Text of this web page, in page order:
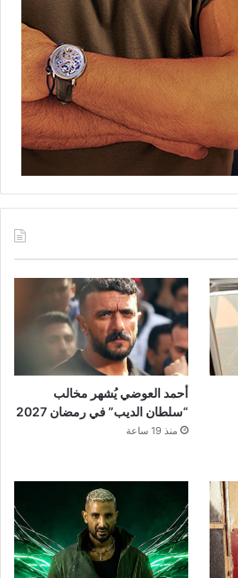
أحمد العوضي يُشهر مخالب
“سلطان الديب” في رمضان 2027
منذ 19 ساعة